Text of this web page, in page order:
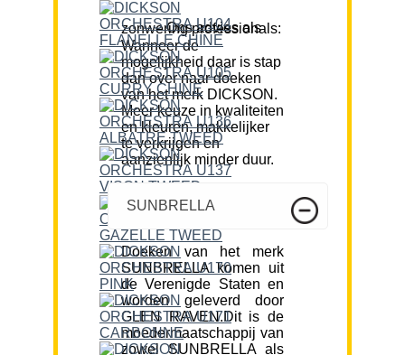
Ons advies als zonwering professionals:
Wanneer de
mogelijkheid daar is stap
dan over naar doeken
van het merk DICKSON.
Meer keuze in kwaliteiten
en kleuren, makkelijker
te verkrijgen en
aanzienlijk minder duur.
SUNBRELLA
Doeken van het merk
SUNBRELLA komen uit
de Verenigde Staten en
worden geleverd door
GLEN RAVEN.Dit is de
moedermaatschappij van
zowel SUNBRELLA als